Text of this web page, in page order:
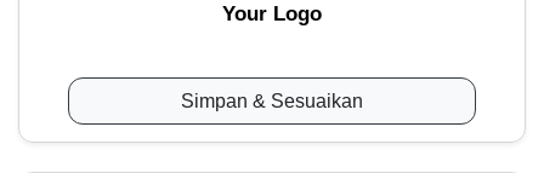
Your Logo
Simpan & Sesuaikan